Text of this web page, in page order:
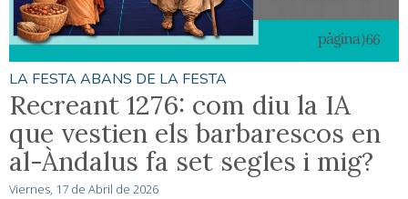
LA FESTA ABANS DE LA FESTA
Recreant 1276: com diu la IA
que vestien els barbarescos en
al-Àndalus fa set segles i mig?
Viernes, 17 de Abril de 2026